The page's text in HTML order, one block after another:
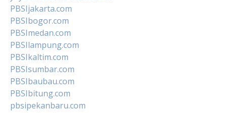
PBSIjakarta.com
PBSIbogor.com
PBSImedan.com
PBSIlampung.com
PBSIkaltim.com
PBSIsumbar.com
PBSIbaubau.com
PBSIbitung.com
pbsipekanbaru.com